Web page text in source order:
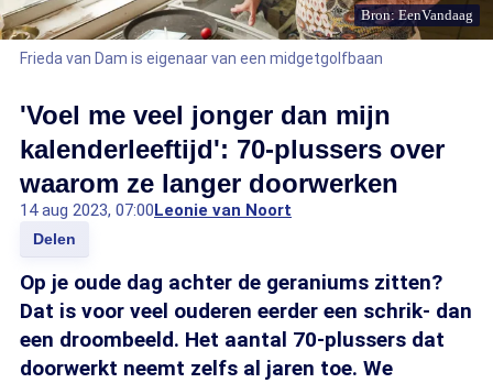
Bron: EenVandaag
Frieda van Dam is eigenaar van een midgetgolfbaan
'Voel me veel jonger dan mijn
kalenderleeftijd': 70-plussers over
waarom ze langer doorwerken
14 aug 2023, 07:00Leonie van Noort
Delen
Op je oude dag achter de geraniums zitten?
Dat is voor veel ouderen eerder een schrik- dan
een droombeeld. Het aantal 70-plussers dat
doorwerkt neemt zelfs al jaren toe. We